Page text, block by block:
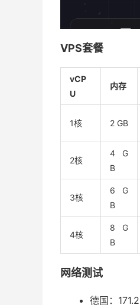
VPS套餐
vCP
U
内存
1核 2 GB
2核
4 G
B
3核
6 G
B
4核
8 G
B
网络测试
德国：